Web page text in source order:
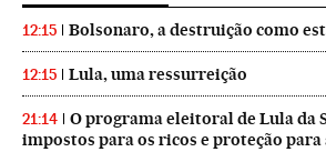
12:15 Bolsonaro, a destruição como
12:15 Lula, uma ressurreição
21:14
O programa eleitoral de Lula da
impostos para os ricos e proteção